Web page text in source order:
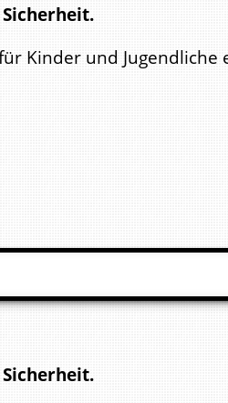
Kinder und Jugendliche